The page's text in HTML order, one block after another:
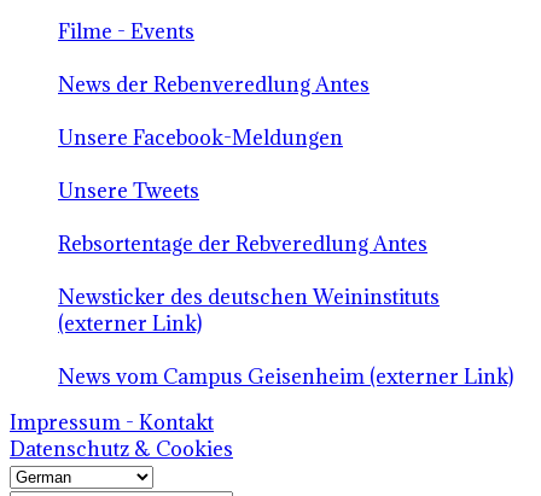
Filme - Events
News der Rebenveredlung Antes
Unsere Facebook-Meldungen
Unsere Tweets
Rebsortentage der Rebveredlung Antes
Newsticker des deutschen Weininstituts
(externer Link)
News vom Campus Geisenheim (externer Link)
Impressum - Kontakt
Datenschutz & Cookies